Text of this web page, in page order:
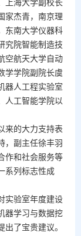
上海大学副校长
家杰青，南京理
东南大学仪器科
究院智能制造技
空航天大学自动
学学院副院长虞
器人工程实验室
人工智能学院以
来的大力支持表
，副主任徐丰羽
作和社会服务等
系列标志性成
实验室年度建设
器学习与数据挖
了宝贵建议。